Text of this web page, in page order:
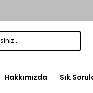
Hakkımızda Sık